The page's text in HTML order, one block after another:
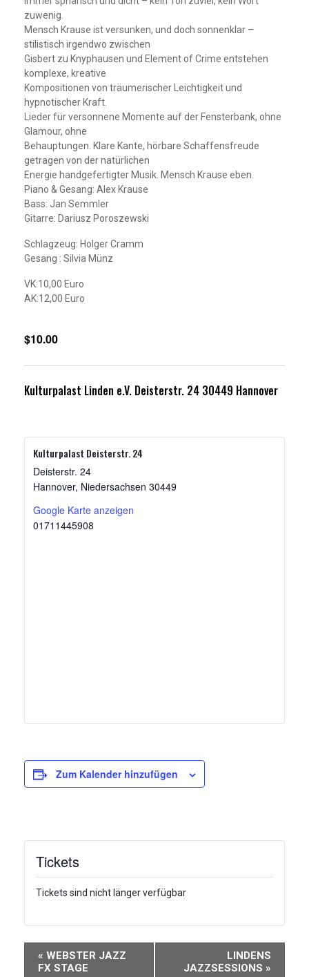
zuwenig.
Mensch Krause ist versunken, und doch sonnenklar –
stilistisch irgendwo zwischen
Gisbert zu Knyphausen und Element of Crime entstehen
komplexe, kreative
Kompositionen von träumerischer Leichtigkeit und
hypnotischer Kraft.
Lieder für versonnene Momente auf der Fensterbank, ohne
Glamour, ohne
Behauptungen. Klare Kante, hörbare Schaffensfreude
getragen von der natürlichen
Energie handgefertigter Musik. Mensch Krause eben.
Piano & Gesang: Alex Krause
Bass: Jan Semmler
Gitarre: Dariusz Poroszewski
Schlagzeug: Holger Cramm
Gesang : Silvia Münz
VK:10,00 Euro
AK:12,00 Euro
$10.00
Kulturpalast Linden e.V. Deisterstr. 24 30449 Hannover
Kulturpalast Deisterstr. 24
Deisterstr. 24
Hannover, Niedersachsen 30449
Google Karte anzeigen
01711445908
Zum Kalender hinzufügen
Tickets
Tickets sind nicht länger verfügbar
Veranstaltung-
« WEBSTER JAZZ
FX STAGE
LINDENS
JAZZSESSIONS »